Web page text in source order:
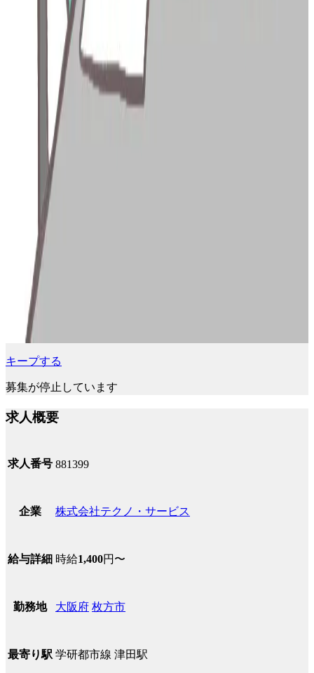
キープする
募集が停止しています
求人概要
求人番号 881399
企業 株式会社テクノ・サービス
給与詳細 時給1,400円〜
勤務地 大阪府 枚方市
最寄り駅 学研都市線 津田駅